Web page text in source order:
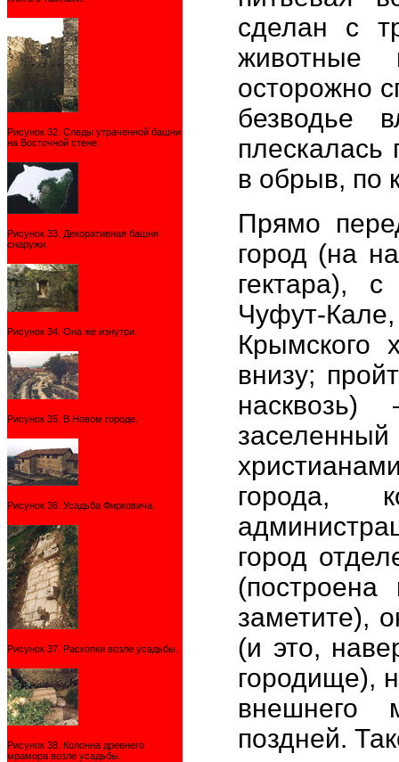
Рисунок 32. Следы утраченной башни
на Восточной стене.
Рисунок 33. Декоративная башня
снаружи.
Рисунок 34. Она же изнутри.
Рисунок 35. В Новом городе.
Рисунок 36. Усадьба Фирковича.
Рисунок 37. Раскопки возле усадьбы.
Рисунок 38. Колонна древнего
мрамора возле усадьбы.
сделан с
осторожно
безводье
в обрыв, по
Прямо
город (на
гектара), с
Чуфут-
Крымского
внизу;
города,
город
заметите),
(и это,
городище),
внешнего
поздней.